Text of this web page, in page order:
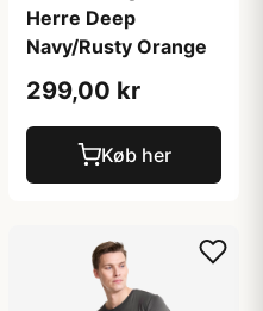
Herre Deep
Navy/Rusty Orange
299,00 kr
Køb her